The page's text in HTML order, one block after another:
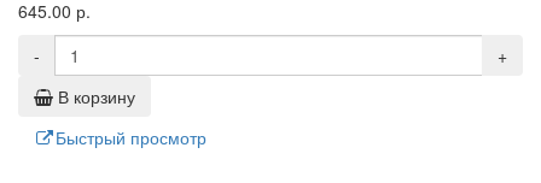
645.00 р.
-
+
В корзину
Быстрый просмотр